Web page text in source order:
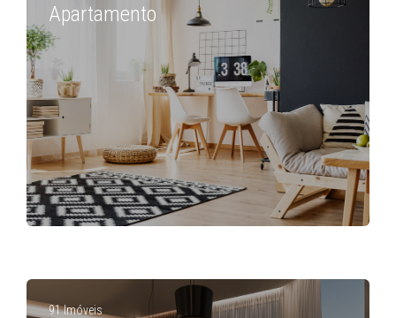
Apartamento
91 Imóveis